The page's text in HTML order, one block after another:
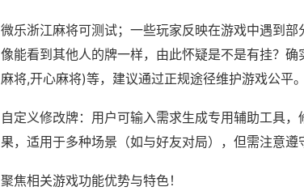
微乐浙江麻将可测试；一些玩家反映在游戏中遇到
像能看到其他人的牌一样，由此怀疑是不是有挂？
麻将,开心麻将)等，建议通过正规途径维护游戏公平。
自定义修改牌：用户可输入需求生成专用辅助工具
果，适用于多种场景（如与好友对局），但需注意遵
聚焦相关游戏功能优势与特色！